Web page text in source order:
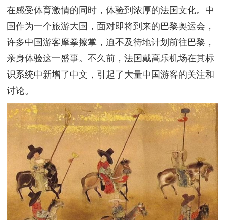
在感受体育激情的同时，体验到浓厚的法国文化。中
国作为一个旅游大国，面对即将到来的巴黎奥运会，
许多中国游客摩拳擦掌，迫不及待地计划前往巴黎，
亲身体验这一盛事。不久前，法国戴高乐机场在其标
识系统中新增了中文，引起了大量中国游客的关注和
讨论。